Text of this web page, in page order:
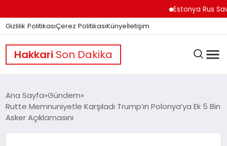
Estonya Rus
Gizlilik PolitikasıÇerez PolitikasıKünyeİletişim
Hakkari Son Dakika
GÜNDEM
Ana Sayfa Gündem
Rutte Memnuniyetle Karşıladı Trump’ın Polonya’ya Ek 5 Bin
Asker Açıklamasını